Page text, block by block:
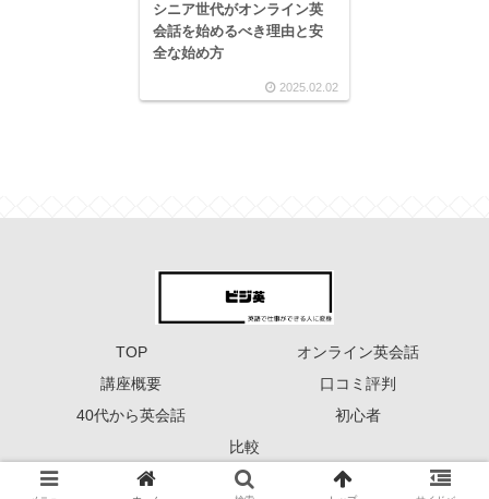
シニア世代がオンライン英
会話を始めるべき理由と安
全な始め方
2025.02.02
TOP
オンライン英会話
講座概要
口コミ評判
40代から英会話
初心者
比較
Copyright © 2023 ーーー ビジ英 ーーー All Rights Reserved.